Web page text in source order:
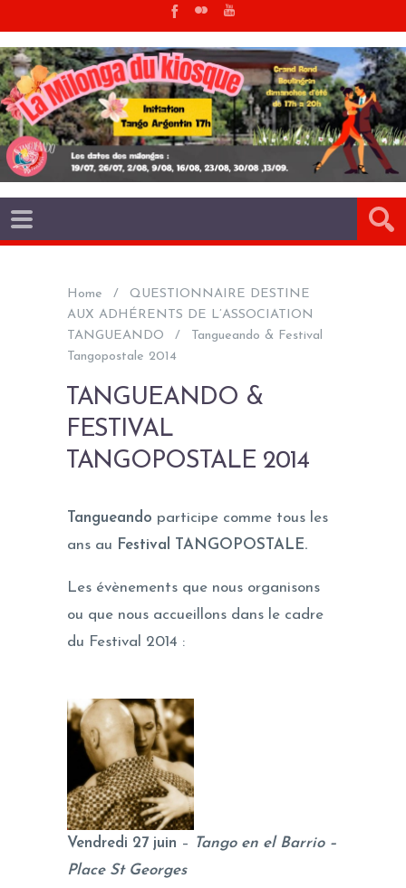
Home
QUESTIONNAIRE DESTINE
AUX ADHÉRENTS DE L’ASSOCIATION
TANGUEANDO
Tangueando & Festival
Tangopostale 2014
TANGUEANDO &
FESTIVAL
TANGOPOSTALE 2014
Tangueando participe comme tous les
ans au Festival TANGOPOSTALE.
Les évènements que nous organisons
ou que nous accueillons dans le cadre
du Festival 2014 :
Vendredi 27 juin – Tango en el Barrio –
Place St Georges